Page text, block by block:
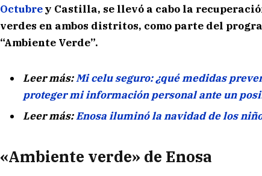
Octubrey Castilla, se llevó a cabo la
verdes en ambos distritos, como parte del
“Ambiente Verde”.
Leer más:Mi celu seguro: ¿qué medidas
proteger mi información personal ante un
Leer más:Enosa iluminó la navidad de los
«Ambiente verde» de Enosa